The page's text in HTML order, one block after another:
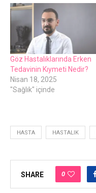
Göz Hastalıklarında Erken
Tedavinin Kıymeti Nedir?
Nisan 18, 2025
"Sağlık" içinde
HASTA HASTALIK
SHARE 0